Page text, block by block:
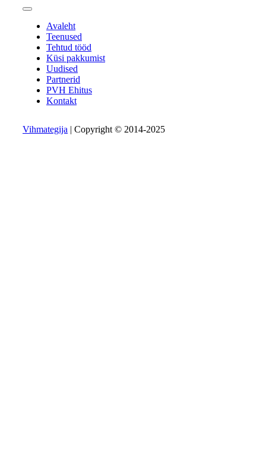
Avaleht
Teenused
Tehtud tööd
Küsi pakkumist
Uudised
Partnerid
PVH Ehitus
Kontakt
Vihmategija | Copyright © 2014-2025